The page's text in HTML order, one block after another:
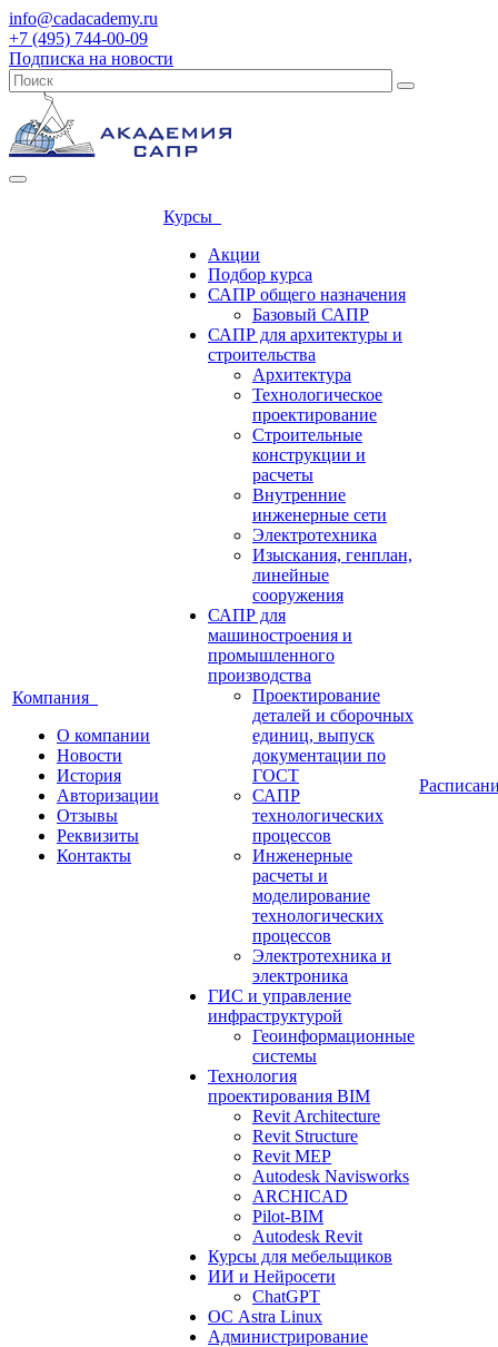
info@cadacademy.ru
+7 (495) 744-00-09
Подписка на новости
Компания
О компании
Новости
История
Авторизации
Отзывы
Реквизиты
Контакты
Курсы
Акции
Подбор курса
САПР общего назначения
Базовый САПР
САПР для архитектуры и
строительства
Архитектура
Технологическое
проектирование
Строительные
конструкции и
расчеты
Внутренние
инженерные сети
Электротехника
Изыскания, генплан,
линейные
сооружения
САПР для
машиностроения и
промышленного
производства
Проектирование
деталей и сборочных
единиц, выпуск
документации по
ГОСТ
САПР
технологических
процессов
Инженерные
расчеты и
моделирование
технологических
процессов
Электротехника и
электроника
ГИС и управление
инфраструктурой
Геоинформационные
системы
Технология
проектирования BIM
Revit Architecture
Revit Structure
Revit MEP
Autodesk Navisworks
ARCHICAD
Pilot-BIM
Autodesk Revit
Курсы для мебельщиков
ИИ и Нейросети
ChatGPT
ОС Astra Linux
Администрирование